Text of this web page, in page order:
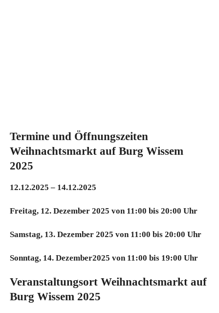
Termine und Öffnungszeiten
Weihnachtsmarkt auf Burg Wissem
2025
12.12.2025 – 14.12.2025
Freitag, 12. Dezember 2025 von 11:00 bis 20:00 Uhr
Samstag, 13. Dezember 2025 von 11:00 bis 20:00 Uhr
Sonntag, 14. Dezember2025 von 11:00 bis 19:00 Uhr
Veranstaltungsort Weihnachtsmarkt auf
Burg Wissem 2025